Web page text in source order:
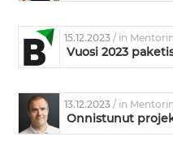
15.12.2023/ in
Vuosi 2023
13.12.2023/ in
Onnistunut